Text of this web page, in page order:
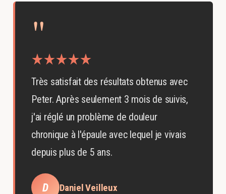
"
Très satisfait des résultats obtenus avec
Peter. Après seulement 3 mois de suivis,
j'ai réglé un problème de douleur
chronique à l'épaule avec lequel je vivais
depuis plus de 5 ans.
D Daniel Veilleux